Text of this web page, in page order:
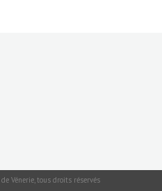
Vénerie, tous droits réservés